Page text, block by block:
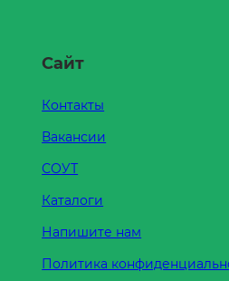
Сайт
Контакты
Вакансии
СОУТ
Каталоги
Напишите нам
Политика